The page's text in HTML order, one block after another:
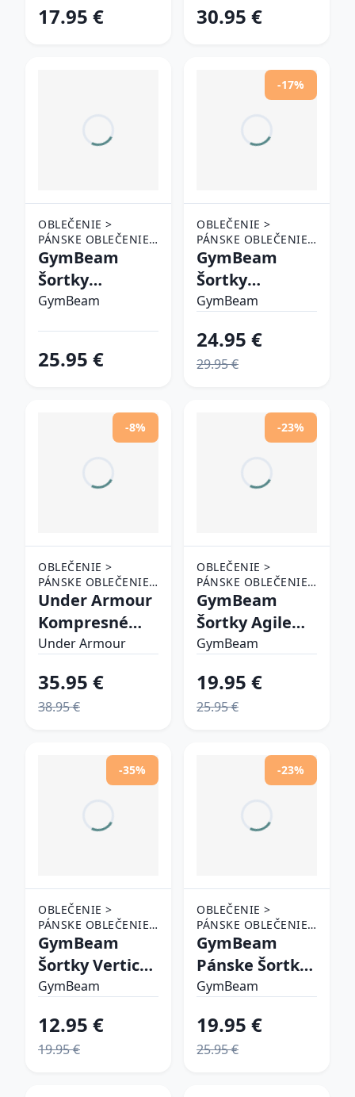
17.95 € 30.95 €
OBLEČENIE >
PÁNSKE OBLEČENIE
> ŠORTKY
GymBeam
Šortky
Persistence
GymBeam
25.95 €
-17%
OBLEČENIE >
PÁNSKE OBLEČENIE
> ŠORTKY
GymBeam
Šortky
Limitless
XXLXXL
GymBeam
24.95 €
29.95 €
-8%
OBLEČENIE >
PÁNSKE OBLEČENIE
> ŠORTKY
Under Armour
Kompresné
kraťasy HG
Grey XXLXXL
Under Armour
35.95 €
38.95 €
-23%
OBLEČENIE >
PÁNSKE OBLEČENIE
> ŠORTKY
GymBeam
Šortky Agile
Sage MM
GymBeam
19.95 €
25.95 €
-35%
OBLEČENIE >
PÁNSKE OBLEČENIE
> ŠORTKY
GymBeam
Šortky Vertical
Grey M
GymBeam
12.95 €
19.95 €
-23%
OBLEČENIE >
PÁNSKE OBLEČENIE
> ŠORTKY
GymBeam
Pánske Šortky
2in1 Black Grey
GymBeam
19.95 €
25.95 €